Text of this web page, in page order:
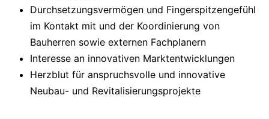
Durchsetzungsvermögen und Fingerspitzengefühl
im Kontakt mit und der Koordinierung von
Bauherren sowie externen Fachplanern
Interesse an innovativen Marktentwicklungen
Herzblut für anspruchsvolle und innovative
Neubau- und Revitalisierungsprojekte